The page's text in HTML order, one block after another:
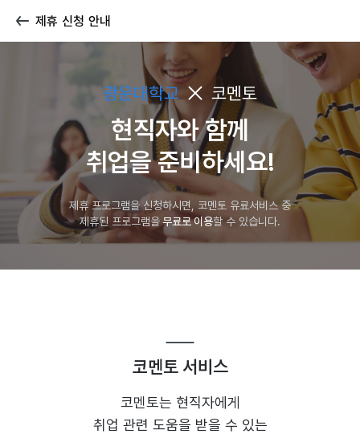
제휴 신청 안내
광운대학교 코멘토
현직자와 함께
취업을 준비하세요!
제휴 프로그램을 신청하시면, 코멘토 유료서비스 중
제휴된 프로그램을무료로 이용할 수 있습니다.
코멘토 서비스
코멘토는 현직자에게
취업 관련 도움을 받을 수 있는